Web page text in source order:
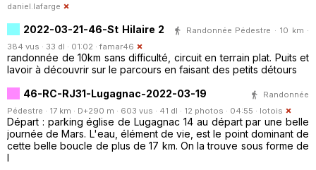
daniel.lafarge
2022-03-21-46-St Hilaire 2
Randonnée Pédestre · 10 km ·
384 vus · 33 dl · 01:02 · famar46
randonnée de 10km sans difficulté, circuit en terrain plat. Puits et
lavoir à découvrir sur le parcours en faisant des petits détours
46-RC-RJ31-Lugagnac-2022-03-19
Randonnée
Pédestre · 17 km · D+290 m · 603 vus · 41 dl · 12 photos · 04:55 · lotois
Départ : parking église de Lugagnac 14 au départ par une belle
journée de Mars. L'eau, élément de vie, est le point dominant de
cette belle boucle de plus de 17 km. On la trouve sous forme de
l